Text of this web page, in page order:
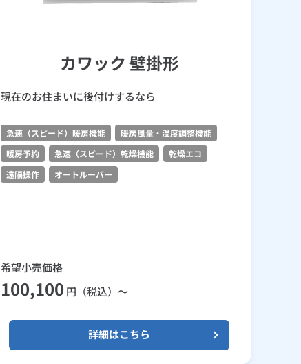
カワック 壁掛形
現在のお住まいに後付けするなら
急速（スピード）暖房機能
暖房風量・温度調整機能
暖房予約
急速（スピード）乾燥機能
乾燥エコ
遠隔操作
オートルーバー
希望小売価格
100,100 円（税込）～
詳細はこちら